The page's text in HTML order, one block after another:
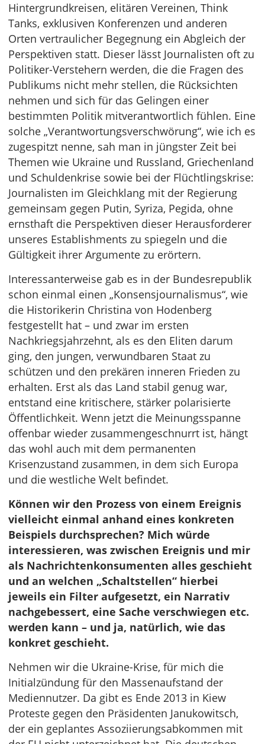
Hintergrundkreisen, elitären Vereinen, Think
Tanks, exklusiven Konferenzen und anderen
Orten vertraulicher Begegnung ein Abgleich der
Perspektiven statt. Dieser lässt Journalisten oft zu
Politiker-Verstehern werden, die die Fragen des
Publikums nicht mehr stellen, die Rücksichten
nehmen und sich für das Gelingen einer
bestimmten Politik mitverantwortlich fühlen. Eine
solche „Verantwortungsverschwörung“, wie ich es
zugespitzt nenne, sah man in jüngster Zeit bei
Themen wie Ukraine und Russland, Griechenland
und Schuldenkrise sowie bei der Flüchtlingskrise:
Journalisten im Gleichklang mit der Regierung
gemeinsam gegen Putin, Syriza, Pegida, ohne
ernsthaft die Perspektiven dieser Herausforderer
unseres Establishments zu spiegeln und die
Gültigkeit ihrer Argumente zu erörtern.
Interessanterweise gab es in der Bundesrepublik
schon einmal einen „Konsensjournalismus“, wie
die Historikerin Christina von Hodenberg
festgestellt hat – und zwar im ersten
Nachkriegsjahrzehnt, als es den Eliten darum
ging, den jungen, verwundbaren Staat zu
schützen und den prekären inneren Frieden zu
erhalten. Erst als das Land stabil genug war,
entstand eine kritischere, stärker polarisierte
Öffentlichkeit. Wenn jetzt die Meinungsspanne
offenbar wieder zusammengeschnurrt ist, hängt
das wohl auch mit dem permanenten
Krisenzustand zusammen, in dem sich Europa
und die westliche Welt befindet.
Können wir den Prozess von einem Ereignis
vielleicht einmal anhand eines konkreten
Beispiels durchsprechen? Mich würde
interessieren, was zwischen Ereignis und mir
als Nachrichtenkonsumenten alles geschieht
und an welchen „Schaltstellen“ hierbei
jeweils ein Filter aufgesetzt, ein Narrativ
nachgebessert, eine Sache verschwiegen etc.
werden kann – und ja, natürlich, wie das
konkret geschieht.
Nehmen wir die Ukraine-Krise, für mich die
Initialzündung für den Massenaufstand der
Mediennutzer. Da gibt es Ende 2013 in Kiew
Proteste gegen den Präsidenten Janukowitsch,
der ein geplantes Assoziierungsabkommen mit